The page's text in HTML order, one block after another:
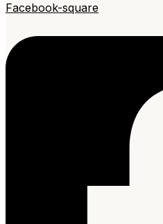
Facebook-square